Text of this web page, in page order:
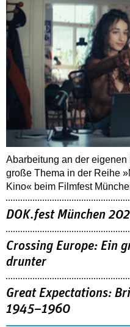
Abarbeitung an der
große Thema in der Reihe
Kino« beim Filmfest
DOK.fest München
Crossing Europe: Ein
drunter
Great Expectations:
1945–1960